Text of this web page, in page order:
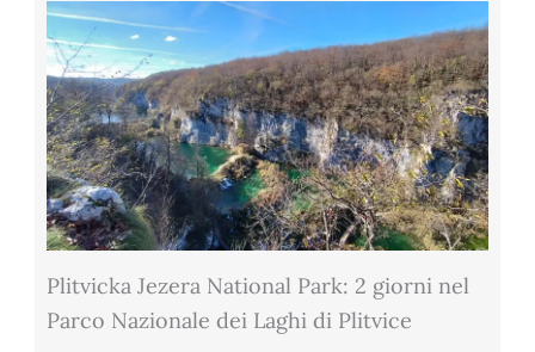
Plitvicka Jezera National Park: 2 giorni nel
Parco Nazionale dei Laghi di Plitvice